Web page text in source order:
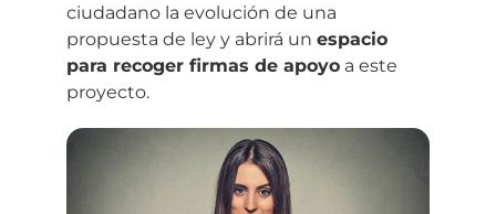
ciudadano la evolución de una
propuesta de ley y abrirá un espacio
para recoger firmas de apoyoa este
proyecto.